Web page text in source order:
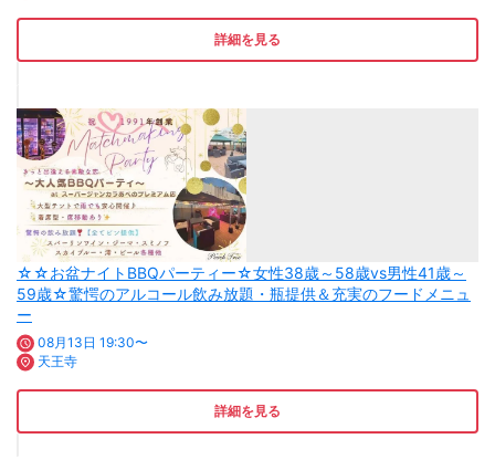
詳細を見る
☆☆お盆ナイトBBQパーティー☆女性38歳～58歳vs男性41歳～
59歳☆驚愕のアルコール飲み放題・瓶提供＆充実のフードメニュ
ー
08月13日 19:30〜
天王寺
詳細を見る